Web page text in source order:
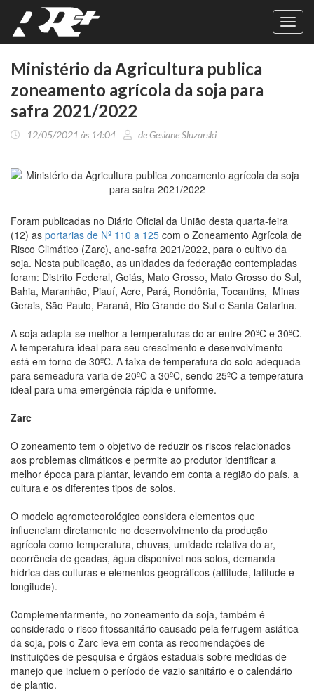
Ministério da Agricultura publica
zoneamento agrícola da soja para
safra 2021/2022
12/05/2021 às 14:04 de Gesiane Sluzarski
Foram publicadas no Diário Oficial da União desta quarta-feira
(12) as portarias de Nº 110 a 125 com o Zoneamento Agrícola de
Risco Climático (Zarc), ano-safra 2021/2022, para o cultivo da
soja. Nesta publicação, as unidades da federação contempladas
foram: Distrito Federal, Goiás, Mato Grosso, Mato Grosso do Sul,
Bahia, Maranhão, Piauí, Acre, Pará, Rondônia, Tocantins, Minas
Gerais, São Paulo, Paraná, Rio Grande do Sul e Santa Catarina.
A soja adapta-se melhor a temperaturas do ar entre 20ºC e 30ºC.
A temperatura ideal para seu crescimento e desenvolvimento
está em torno de 30ºC. A faixa de temperatura do solo adequada
para semeadura varia de 20ºC a 30ºC, sendo 25ºC a temperatura
ideal para uma emergência rápida e uniforme.
Zarc
O zoneamento tem o objetivo de reduzir os riscos relacionados
aos problemas climáticos e permite ao produtor identificar a
melhor época para plantar, levando em conta a região do país, a
cultura e os diferentes tipos de solos.
O modelo agrometeorológico considera elementos que
influenciam diretamente no desenvolvimento da produção
agrícola como temperatura, chuvas, umidade relativa do ar,
ocorrência de geadas, água disponível nos solos, demanda
hídrica das culturas e elementos geográficos (altitude, latitude e
longitude).
Complementarmente, no zoneamento da soja, também é
considerado o risco fitossanitário causado pela ferrugem asiática
da soja, pois o Zarc leva em conta as recomendações de
instituições de pesquisa e órgãos estaduais sobre medidas de
manejo que incluem o período de vazio sanitário e o calendário
de plantio.